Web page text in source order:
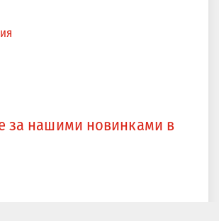
за нашими новинками в